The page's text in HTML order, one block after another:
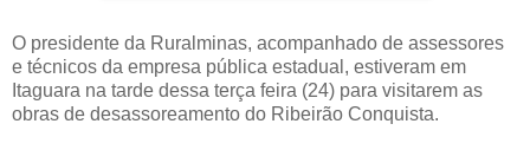
O presidente da Ruralminas, acompanhado de assessores
e técnicos da empresa pública estadual, estiveram em
Itaguara na tarde dessa terça feira (24) para visitarem as
obras de desassoreamento do Ribeirão Conquista.